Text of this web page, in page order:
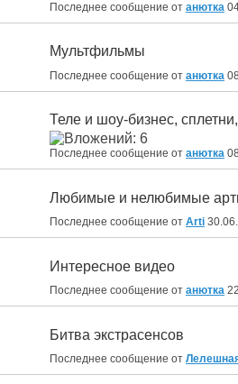
Последнее сообщение от анютка
Мультфильмы
Последнее сообщение от анютка
Теле и шоу-бизнес,
Последнее сообщение от анютка
Любимые и нелюбимые
Последнее сообщение от Arti
Интересное видео
Последнее сообщение от анютка
Битва экстрасенсов
Последнее сообщение от